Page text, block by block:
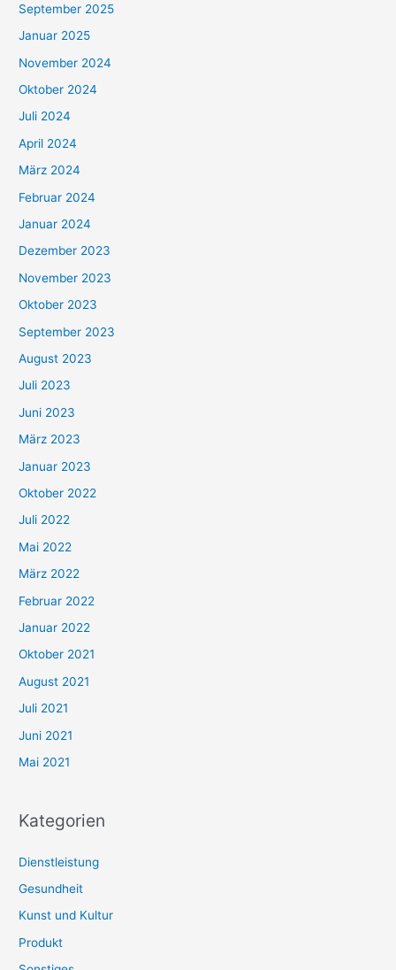
September 2025
Januar 2025
November 2024
Oktober 2024
Juli 2024
April 2024
März 2024
Februar 2024
Januar 2024
Dezember 2023
November 2023
Oktober 2023
September 2023
August 2023
Juli 2023
Juni 2023
März 2023
Januar 2023
Oktober 2022
Juli 2022
Mai 2022
März 2022
Februar 2022
Januar 2022
Oktober 2021
August 2021
Juli 2021
Juni 2021
Mai 2021
Kategorien
Dienstleistung
Gesundheit
Kunst und Kultur
Produkt